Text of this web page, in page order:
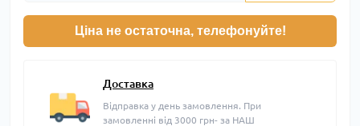
Ціна не остаточна, телефонуйте!
Доставка
Відправка у день замовлення. При
замовленні від 3000 грн- за НАШ